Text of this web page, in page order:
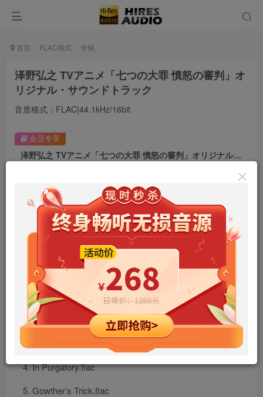
首页 FLAC格式 专辑
泽野弘之 TVアニメ「七つの大罪 憤怒の審判」オ
リジナル・サウンドトラック
音质格式：FLAC|44.1kHz/16bit
泽野弘之 TVアニメ「七つの大罪 憤怒の審判」オリジナル・サウンドトラック
￥9.9 限时特惠
￥99
年卡会员免费 永久会员免费
立即购买
您当前未登录！建议登陆后购买，可保存购买订单
会员专享
TSADS-FP1.flac
混沌の王.flac
In Purgatory.flac
Gowther’s Trick.flac